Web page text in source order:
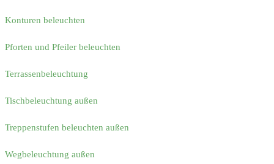
Konturen beleuchten
Pforten und Pfeiler beleuchten
Terrassenbeleuchtung
Tischbeleuchtung außen
Treppenstufen beleuchten außen
Wegbeleuchtung außen